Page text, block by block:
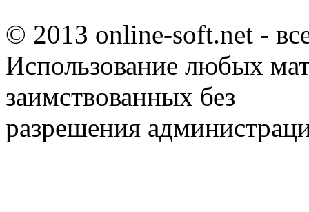
© 2013 online-soft.net -
Использование любых
заимствованных без
разрешения